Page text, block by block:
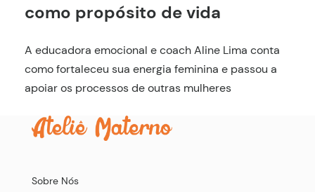
como propósito de vida
A educadora emocional e coach Aline Lima conta
como fortaleceu sua energia feminina e passou a
apoiar os processos de outras mulheres
Sobre Nós